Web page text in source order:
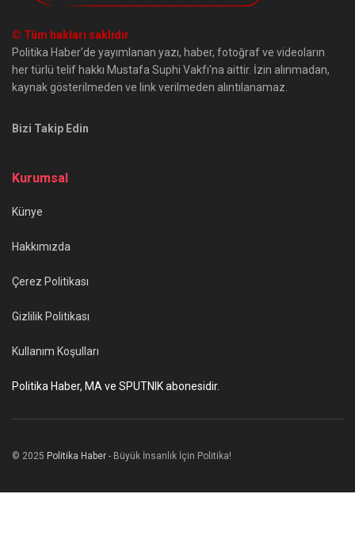
© Tüm hakları saklıdır
Politika Haber'de yayımlanan yazı, haber, fotoğraf ve videoların
her türlü telif hakkı Mustafa Suphi Vakfı'na aittir. İzin alınmadan,
kaynak gösterilmeden ve link verilmeden alıntılanamaz.
Bizi Takip Edin
Kurumsal
Künye
Hakkımızda
Çerez Politikası
Gizlilik Politikası
Kullanım Koşulları
Politika Haber, MA ve SPUTNIK abonesidir.
© 2025 Politika Haber - Büyük İnsanlık İçin Politika!